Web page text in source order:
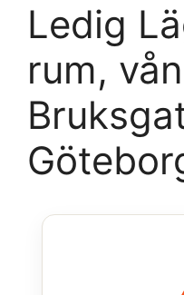
Ledig
rum,